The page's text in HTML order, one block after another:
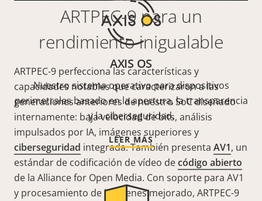
ARTPEC-9 para un
rendimiento inigualable
ARTPEC-9 perfecciona las características y
capacidades notables que caracterizaron a las
generaciones anteriores de nuestro SoC diseñado
internamente: baja velocidad de bits, análisis
impulsados por IA, imágenes superiores y
ciberseguridad integrada. También presenta AV1, un
estándar de codificación de vídeo decódigo abierto
de la Alliance for Open Media. Con soporte para AV1
y procesamiento de imágenes mejorado, ARTPEC-9
AXIS OS
Nuestro sistema operativo para dispositivos
perimetrales basado en la apertura, la transparencia
y la ciberseguridad.
LEER MÁS